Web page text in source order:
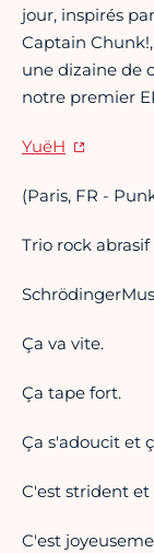
jour, inspirés
Captain
une dizaine de
notre premier
YuëH
(Paris, FR -
Trio rock
Ça va vite.
Ça tape fort.
Ça s'adoucit et
C'est strident et
C'est